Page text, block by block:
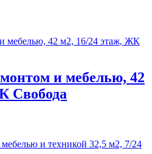
и мебелью, 42
Свобода